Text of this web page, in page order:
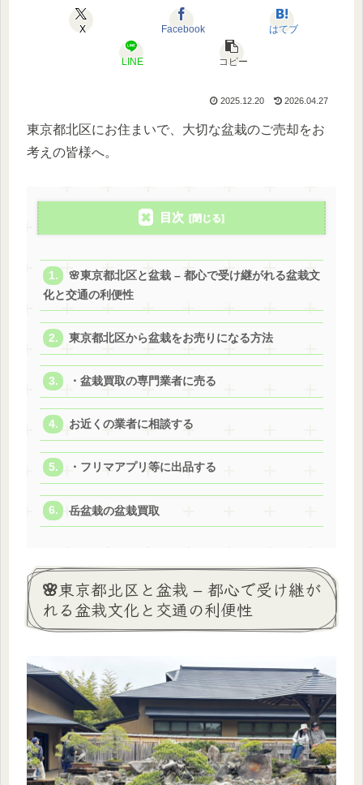
X Facebook はてブ
LINE コピー
2025.12.20 2026.04.27
東京都北区にお住まいで、大切な盆栽のご売却をお
考えの皆様へ。
目次
🌸東京都北区と盆栽 – 都心で受け継がれる盆栽文
化と交通の利便性
東京都北区から盆栽をお売りになる方法
・盆栽買取の専門業者に売る
お近くの業者に相談する
・フリマアプリ等に出品する
岳盆栽の盆栽買取
🌸東京都北区と盆栽 – 都心で受け継が
れる盆栽文化と交通の利便性